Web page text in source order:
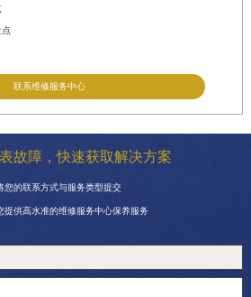
联系维修服务中心
故障，快速获取解决方案
您的联系方式与服务类型提交
提供高水准的维修服务中心保养服务